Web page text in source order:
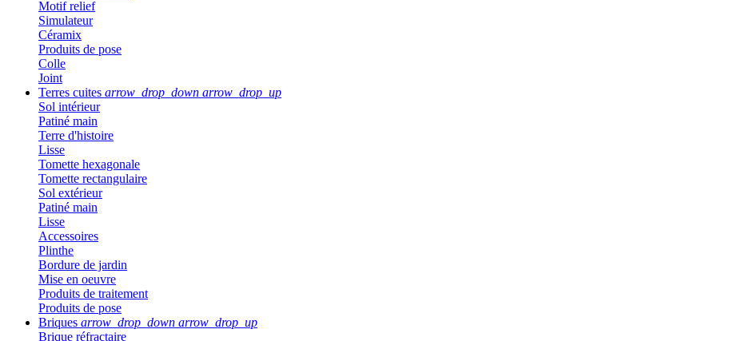
Motif relief
Simulateur
Céramix
Produits de pose
Colle
Joint
Terres cuites arrow_drop_down arrow_drop_up
Sol intérieur
Patiné main
Terre d'histoire
Lisse
Tomette hexagonale
Tomette rectangulaire
Sol extérieur
Patiné main
Lisse
Accessoires
Plinthe
Bordure de jardin
Mise en oeuvre
Produits de traitement
Produits de pose
Briques arrow_drop_down arrow_drop_up
Brique réfractaire